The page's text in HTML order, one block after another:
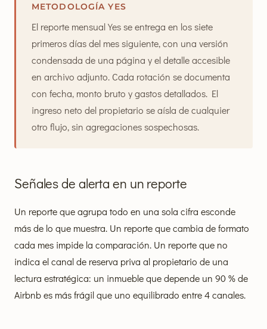
METODOLOGÍA YES
El reporte mensual Yes se entrega en los siete
primeros días del mes siguiente, con una versión
condensada de una página y el detalle accesible
en archivo adjunto. Cada rotación se documenta
con fecha, monto bruto y gastos detallados. El
ingreso neto del propietario se aísla de cualquier
otro flujo, sin agregaciones sospechosas.
Señales de alerta en un reporte
Un reporte que agrupa todo en una sola cifra esconde
más de lo que muestra. Un reporte que cambia de formato
cada mes impide la comparación. Un reporte que no
indica el canal de reserva priva al propietario de una
lectura estratégica: un inmueble que depende un 90 % de
Airbnb es más frágil que uno equilibrado entre 4 canales.